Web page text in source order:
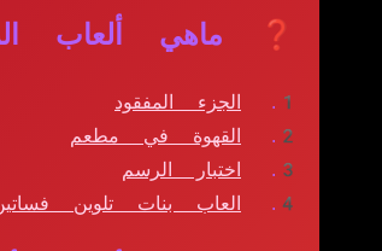
❓ ماهي ألعاب
الجزء المفقود
القهوة في مطعم
اختبار الرسم
العاب بنات تلوين